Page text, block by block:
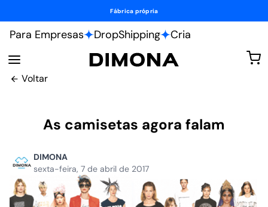
Fábrica própria
Para Empresas DropShipping Cria
Voltar
As camisetas agora falam
DIMONA
sexta-feira, 7 de abril de 2017